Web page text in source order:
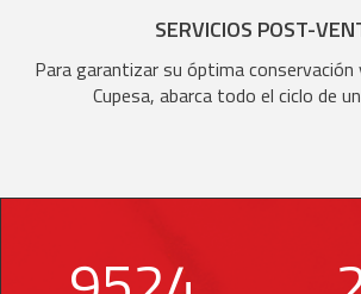
SERVICIOS POST-
Para garantizar su óptima
Cupesa, abarca todo el ciclo de